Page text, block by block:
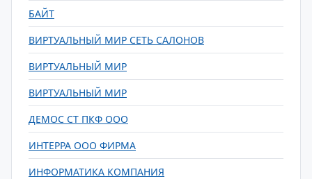
БАЙТ
ВИРТУАЛЬНЫЙ МИР СЕТЬ САЛОНОВ
ВИРТУАЛЬНЫЙ МИР
ВИРТУАЛЬНЫЙ МИР
ДЕМОС СТ ПКФ ООО
ИНТЕРРА ООО ФИРМА
ИНФОРМАТИКА КОМПАНИЯ